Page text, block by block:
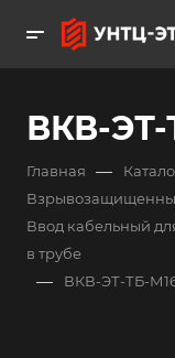
ВКВ-ЭТ-
Главная —
Ввод кабельный
в трубе
— ВКВ-ЭТ-ТБ-